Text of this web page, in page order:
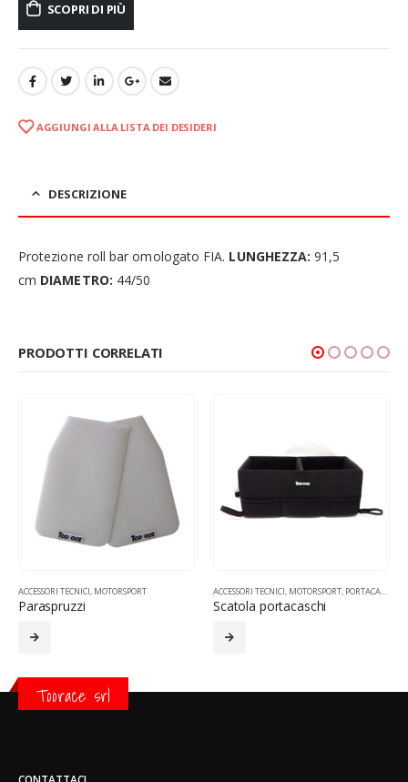
SCOPRI DI PIÙ
AGGIUNGI ALLA LISTA DEI DESIDERI
DESCRIZIONE
Protezione roll bar omologato FIA. LUNGHEZZA: 91,5
cm DIAMETRO: 44/50
PRODOTTI CORRELATI
ACCESSORI TECNICI, MOTORSPORT
Paraspruzzi
ACCESSORI TECNICI, MOTORSPORT, PORTACASCHI
Scatola portacaschi
Toorace srl
CONTATTACI